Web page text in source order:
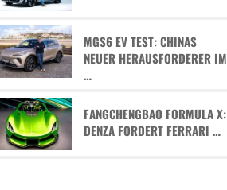
MGS6 EV TEST: CHINAS
NEUER HERAUSFORDERER IM
…
FANGCHENGBAO FORMULA X:
DENZA FORDERT FERRARI …